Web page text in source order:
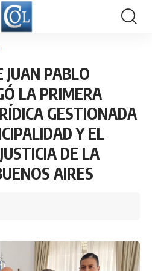
PABLO
LA PRIMERA
GESTIONADA
Y EL
DE LA
AIRES